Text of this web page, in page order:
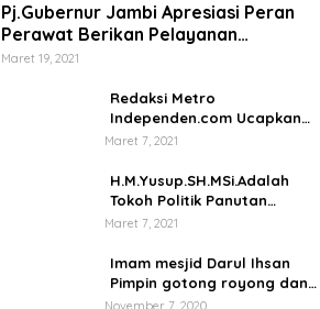
Pj.Gubernur Jambi Apresiasi Peran
Perawat Berikan Pelayanan
Kesehatan
Maret 19, 2021
Redaksi Metro
Independen.com Ucapkan
Ribuan Trimakasih Kepada
Pembaca.
Maret 7, 2021
H.M.Yusup.SH.MSi.Adalah
Tokoh Politik Panutan
Bersosial Tinggi.
Maret 7, 2021
Imam mesjid Darul Ihsan
Pimpin gotong royong dan
rehab masjid di desa Tambun